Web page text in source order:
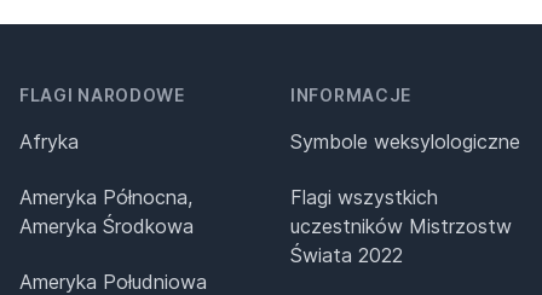
FLAGI NARODOWE
Afryka
Ameryka Północna,
Ameryka Środkowa
Ameryka Południowa
INFORMACJE
Symbole weksylologiczne
Flagi wszystkich
uczestników Mistrzostw
Świata 2022